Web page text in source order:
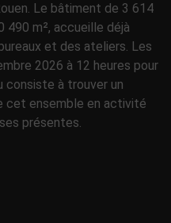
Le bâtiment de 3 614
490 m², accueille déjà
et des ateliers. Les
2026 à 12 heures pour
consiste à trouver un
cet ensemble en activité
présentes.